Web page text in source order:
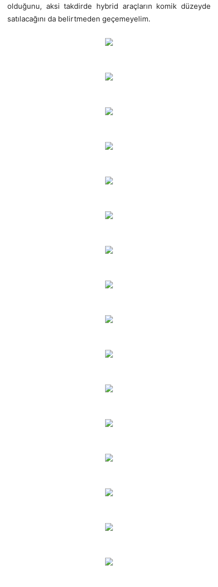
olduğunu, aksi takdirde hybrid araçların komik düzeyde
satılacağını da belirtmeden geçemeyelim.